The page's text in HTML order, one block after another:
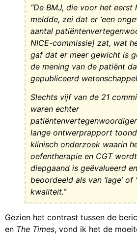
“De BMJ, die voor het eerst
meldde, zei dat er ‘een
aantal
NICE-commissie] zat, wat
gaf dat er meer gewicht is
de mening van de patiënt
gepubliceerd
Slechts vijf van de 21
waren echter
lange ontwerprapport
klinisch onderzoek waarin
oefentherapie en CGT
diepgaand is geëvalueerd
beoordeeld als van ‘lage’ of
kwaliteit.”
Gezien het contrast tussen de
en The Times, vond ik het de